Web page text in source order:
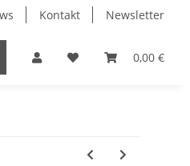
Kontakt Newsletter
0,00 €
Lineartechnik